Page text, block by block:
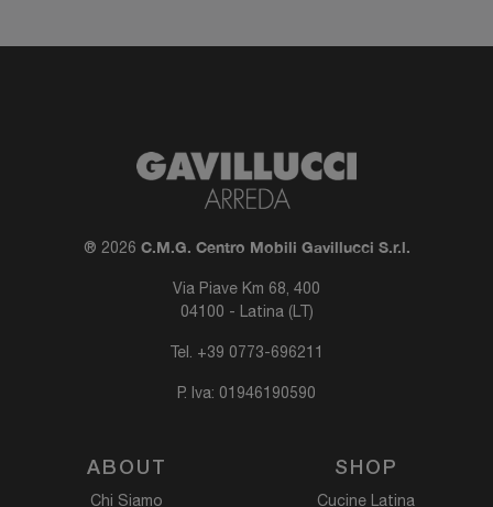
® 2026 C.M.G. Centro Mobili Gavillucci S.r.l.
Via Piave Km 68, 400
04100 - Latina (LT)
Tel. +39 0773-696211
P. Iva: 01946190590
ABOUT
Chi Siamo
SHOP
Cucine Latina